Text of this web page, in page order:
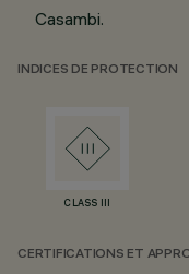
Casambi.
INDICES DE PROTECTION
CLASS III
CERTIFICATIONS ET